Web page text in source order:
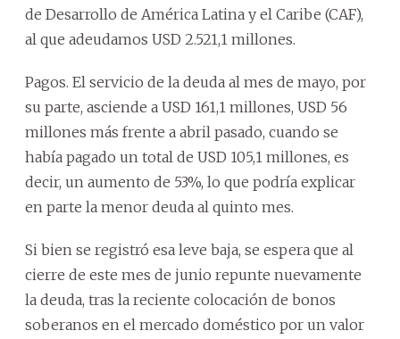
de Desarrollo de América Latina y el Caribe (CAF),
al que adeudamos USD 2.521,1 millones.
Pagos. El servicio de la deuda al mes de mayo, por
su parte, asciende a USD 161,1 millones, USD 56
millones más frente a abril pasado, cuando se
había pagado un total de USD 105,1 millones, es
decir, un aumento de 53%, lo que podría explicar
en parte la menor deuda al quinto mes.
Si bien se registró esa leve baja, se espera que al
cierre de este mes de junio repunte nuevamente
la deuda, tras la reciente colocación de bonos
soberanos en el mercado doméstico por un valor